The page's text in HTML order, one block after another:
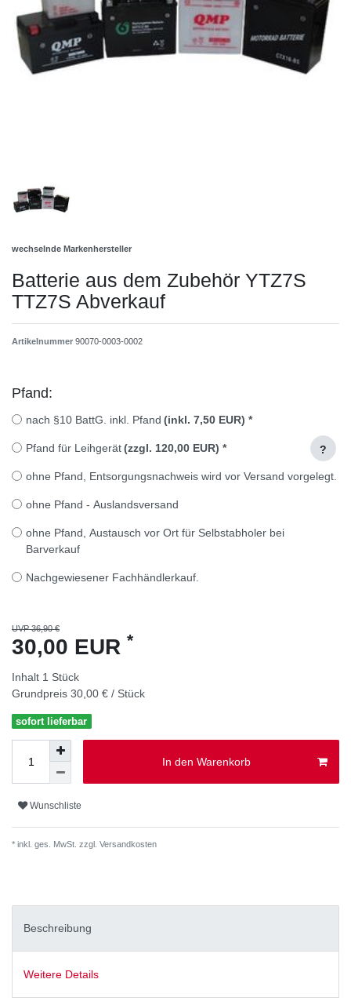
wechselnde Markenhersteller
Batterie aus dem Zubehör YTZ7S
TTZ7S Abverkauf
Artikelnummer 90070-0003-0002
Pfand:
nach §10 BattG. inkl. Pfand (inkl. 7,50 EUR) *
Pfand für Leihgerät (zzgl. 120,00 EUR) * ?
ohne Pfand, Entsorgungsnachweis wird vor Versand vorgelegt.
ohne Pfand - Auslandsversand
ohne Pfand, Austausch vor Ort für Selbstabholer bei
Barverkauf
Nachgewiesener Fachhändlerkauf.
UVP 36,90 €
30,00 EUR *
Inhalt 1 Stück
Grundpreis 30,00 € / Stück
sofort lieferbar
In den Warenkorb
Wunschliste
* inkl. ges. MwSt. zzgl. Versandkosten
Beschreibung
Weitere Details